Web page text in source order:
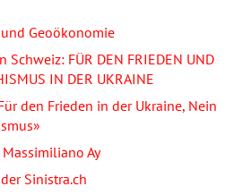
Geoökonomie
Schweiz: FÜR DEN FRIEDEN UND
IN DER UKRAINE
den Frieden in der Ukraine, Nein
Ay
Sinistra.ch